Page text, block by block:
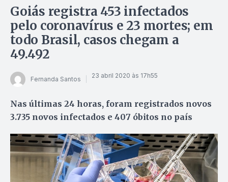
Goiás registra 453 infectados
pelo coronavírus e 23 mortes; em
todo Brasil, casos chegam a
49.492
Fernanda Santos 23 abril 2020 às 17h55
Nas últimas 24 horas, foram registrados novos
3.735 novos infectados e 407 óbitos no país